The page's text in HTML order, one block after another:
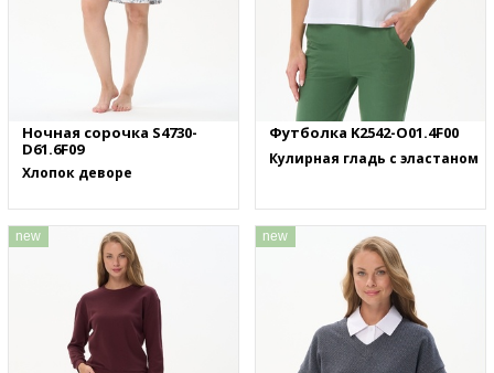
Ночная сорочка S4730-
D61.6F09
Хлопок деворе
Футболка K2542-O01.4F00
Кулирная гладь с эластаном
new new